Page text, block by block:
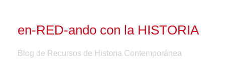
en-RED-ando con la HISTORIA
Blog de Recursos de Historia Contemporánea